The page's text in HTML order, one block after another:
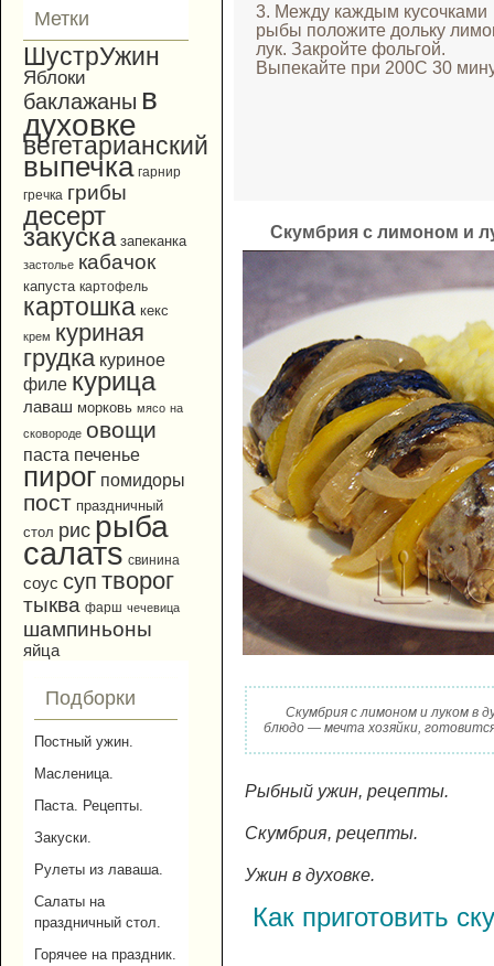
Метки
ШустрУжин
Яблоки
баклажаны в
духовке
вегетарианский
выпечка гарнир
гречка грибы
десерт
закуска запеканка
застолье кабачок
капуста картофель
картошка кекс
крем куриная
грудка куриное
филе курица
лаваш морковь мясо на
сковороде овощи
паста печенье
пирог помидоры
пост праздничный
стол рис рыба
салатs свинина
соус суп творог
тыква фарш чечевица
шампиньоны
яйца
Подборки
Постный ужин.
Масленица.
Паста. Рецепты.
Закуски.
Рулеты из лаваша.
Салаты на
праздничный стол.
Горячее на праздник.
3. Между каждым кусочками
рыбы положите дольку
лук. Закройте фольгой.
Выпекайте при 200С 30
Скумбрия с лимоном и
Скумбрия с лимоном и луком в
блюдо — мечта хозяйки,
Рыбный ужин, рецепты.
Скумбрия, рецепты.
Ужин в духовке.
Как приготовить